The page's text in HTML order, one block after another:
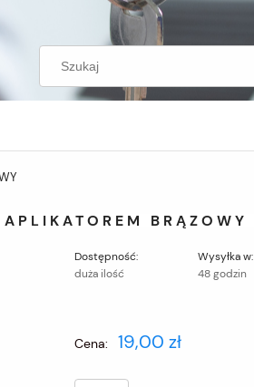
BRĄZOWY
Dostępność:
duża ilość
Wysyłka w:
48 godzin
Cena: 19,00 zł